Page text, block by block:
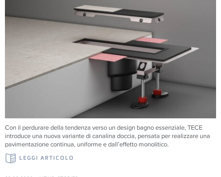
Con il perdurare della tendenza verso un design bagno essenziale, TECE
introduce una nuova variante di canalina doccia, pensata per realizzare una
pavimentazione continua, uniforme e dall’effetto monolitico.
LEGGI ARTICOLO